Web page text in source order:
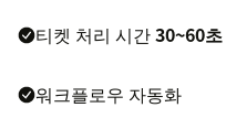
티켓 처리 시간30~60
워크플로우 자동화